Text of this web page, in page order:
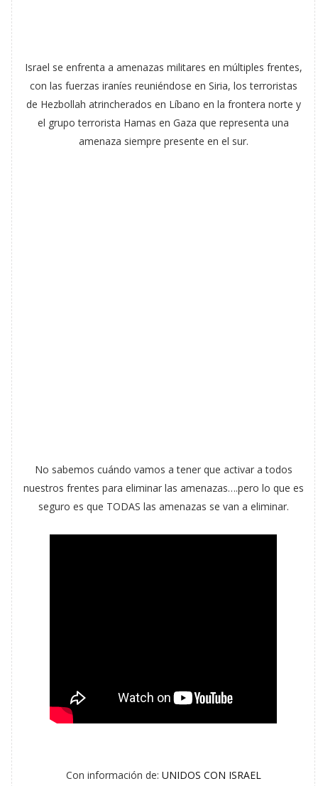
Israel se enfrenta a amenazas militares en múltiples frentes,
con las fuerzas iraníes reuniéndose en Siria, los terroristas
de Hezbollah atrincherados en Líbano en la frontera norte y
el grupo terrorista Hamas en Gaza que representa una
amenaza siempre presente en el sur.
No sabemos cuándo vamos a tener que activar a todos
nuestros frentes para eliminar las amenazas….pero lo que es
seguro es que TODAS las amenazas se van a eliminar.
Con información de: UNIDOS CON ISRAEL